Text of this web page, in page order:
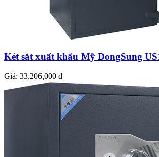
Két sắt xuất khẩu Mỹ DongSung
Giá: 33,206,000 đ